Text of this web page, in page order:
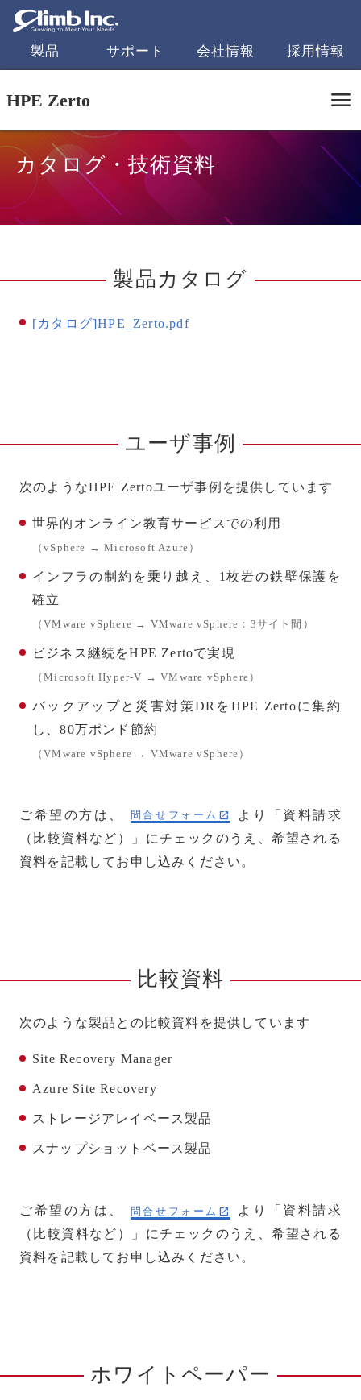
製品 サポート 会社情報 採用情報
HPE Zerto
カタログ・技術資料
製品カタログ
[カタログ]HPE_Zerto.pdf
ユーザ事例
次のようなHPE Zertoユーザ事例を提供しています
世界的オンライン教育サービスでの利用
（vSphere → Microsoft Azure）
インフラの制約を乗り越え、1枚岩の鉄壁保護を
確立
（VMware vSphere → VMware vSphere：3サイト間）
ビジネス継続をHPE Zertoで実現
（Microsoft Hyper-V → VMware vSphere）
バックアップと災害対策DRをHPE Zertoに集約
し、80万ポンド節約
（VMware vSphere → VMware vSphere）
ご希望の方は、 問合せフォーム
より「資料請求
（比較資料など）」にチェックのうえ、希望される
資料を記載してお申し込みください。
比較資料
次のような製品との比較資料を提供しています
Site Recovery Manager
Azure Site Recovery
ストレージアレイベース製品
スナップショットベース製品
ご希望の方は、 問合せフォーム
より「資料請求
（比較資料など）」にチェックのうえ、希望される
資料を記載してお申し込みください。
ホワイトペーパー